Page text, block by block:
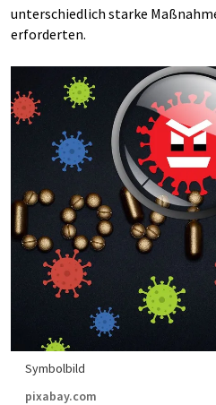
unterschiedlich starke
erforderten.
Symbolbild
pixabay.com